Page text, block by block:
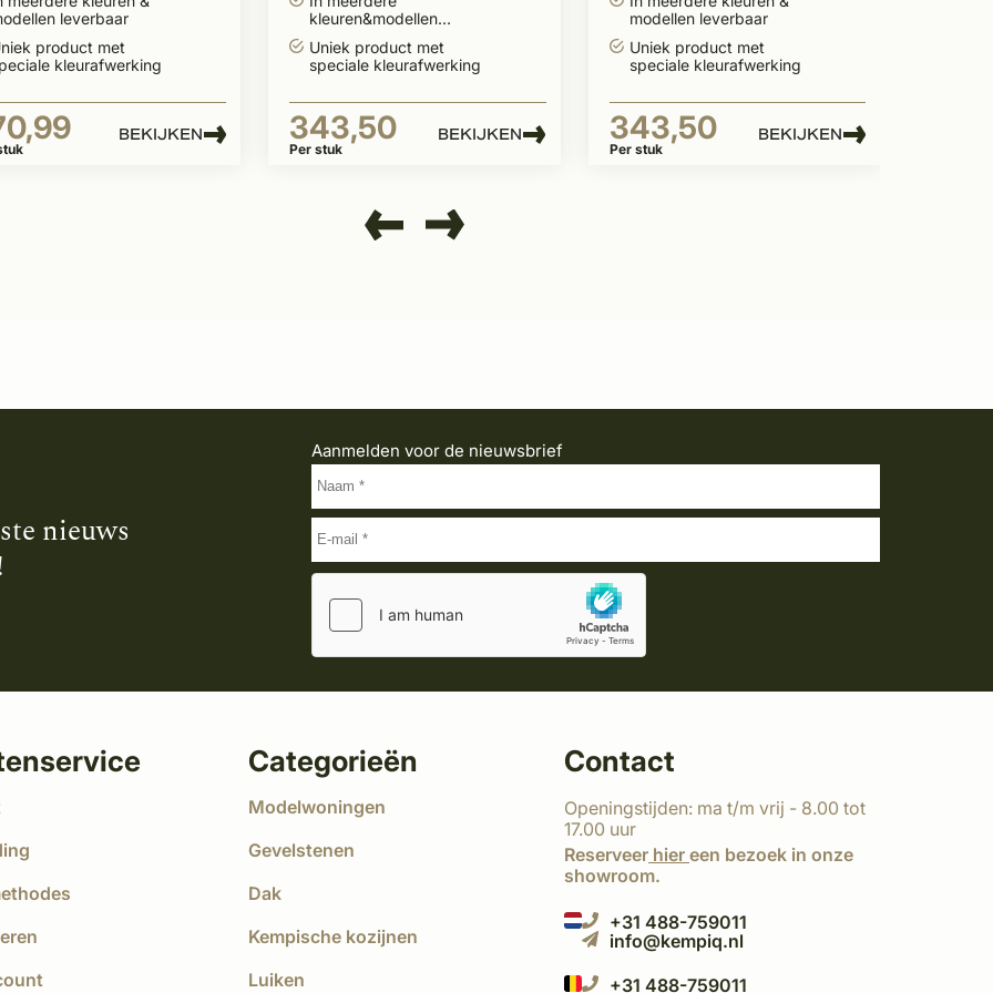
leverbaar
product met
kleurafwerking
BEKIJKEN
kleuren&modellen
Uniek product met
speciale kleurafwerking
343,50
Per stuk
BEKIJKEN
modellen leverbaar
Uniek product met
speciale kleurafwerking
343,50
Per stuk
BEKIJKEN
nieuws
Aanmelden voor de nieuwsbrief
Categorieën
Modelwoningen
Gevelstenen
Dak
Kempische kozijnen
Luiken
Contact
Openingstijden: ma t/m vrij - 8.00 tot
17.00 uur
Reserveer hier een bezoek in onze
showroom.
+31 488-759011
info@kempiq.nl
+31 488-759011